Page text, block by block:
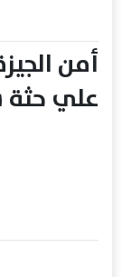
أمن
علي حثة